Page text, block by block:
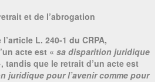
et de l’abrogation
L. 240-1 du CRPA,
acte est « sa disparition juridique
tandis que le retrait d’un acte est
juridique pour l’avenir comme pour